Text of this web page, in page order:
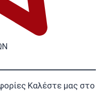
Καλέστε μας στο